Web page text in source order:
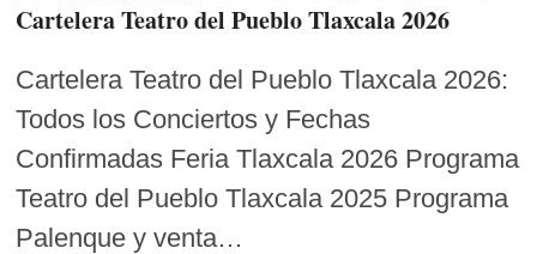
Cartelera Teatro del Pueblo Tlaxcala 2026
Cartelera Teatro del Pueblo Tlaxcala 2026:
Todos los Conciertos y Fechas
Confirmadas Feria Tlaxcala 2026 Programa
Teatro del Pueblo Tlaxcala 2025 Programa
Palenque y venta…